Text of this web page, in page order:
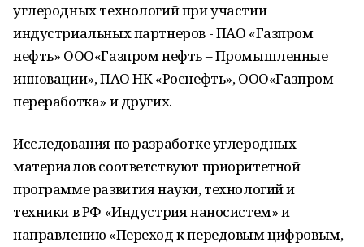
углеродных технологий при участии
индустриальных партнеров - ПАО «Газпром
нефть» ООО«Газпром нефть – Промышленные
инновации», ПАО НК «Роснефть», ООО«Газпром
переработка» и других.
Исследования по разработке углеродных
материалов соответствуют приоритетной
программе развития науки, технологий и
техники в РФ «Индустрия наносистем» и
направлению «Переход к передовым цифровым,